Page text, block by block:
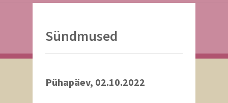
Sündmused
Pühapäev, 02.10.2022